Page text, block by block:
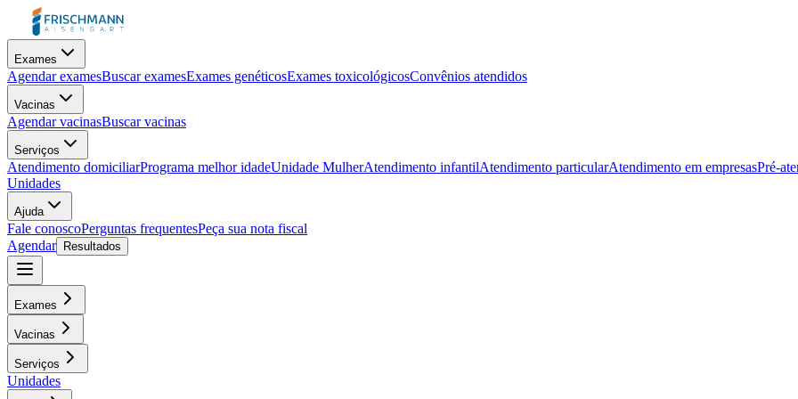
Exames
Agendar examesBuscar examesExames genéticosExames toxicológicosConvênios atendidos
Vacinas
Agendar vacinasBuscar vacinas
Serviços
Atendimento domiciliarPrograma melhor idadeUnidade MulherAtendimento infantilAtendimento particularAtendimento em empresasPré-
Unidades
Ajuda
Fale conoscoPerguntas frequentesPeça sua nota fiscal
Agendar
Resultados
Exames
Vacinas
Serviços
Unidades